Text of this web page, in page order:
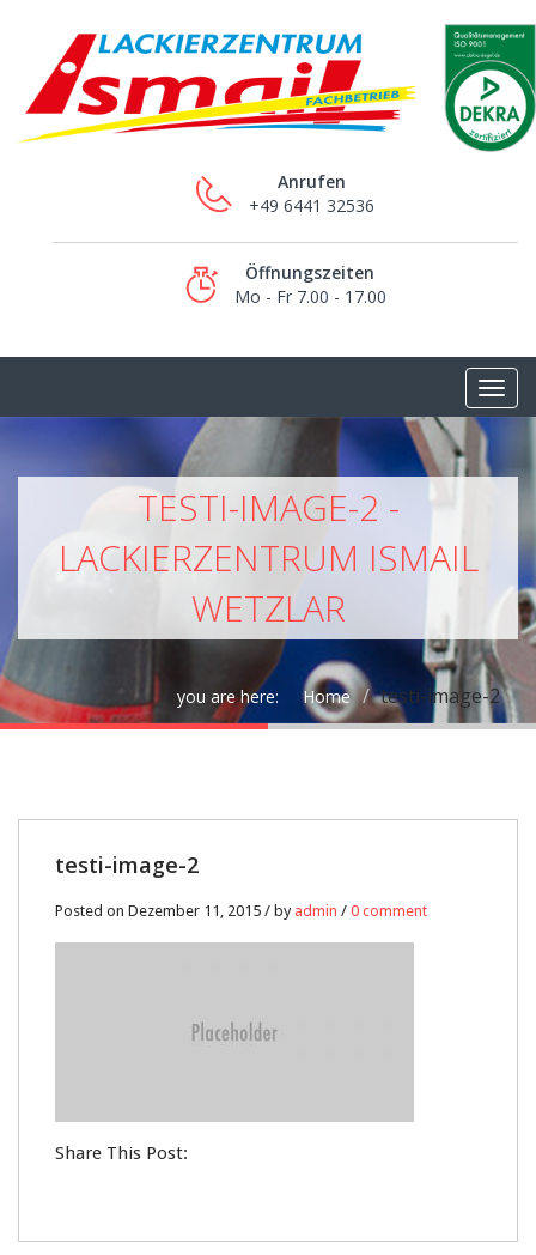
Anrufen
+49 6441 32536
Öffnungszeiten
Mo - Fr 7.00 - 17.00
TESTI-IMAGE-2 -
LACKIERZENTRUM ISMAIL
WETZLAR
you are here: Home testi-image-2
11
DEZ.
0
testi-image-2
Posted on Dezember 11, 2015 / by admin / 0 comment
Share This Post: